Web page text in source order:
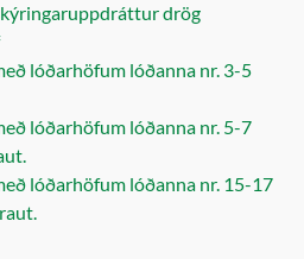
drög
lóðarhöfum lóðanna nr. 3-5
lóðarhöfum lóðanna nr. 5-7
lóðarhöfum lóðanna nr. 15-17